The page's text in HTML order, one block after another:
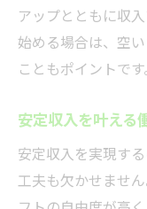
アップとともに収
始める場合は、空
こともポイントです
安定収入を叶える
安定収入を実現す
工夫も欠かせませ